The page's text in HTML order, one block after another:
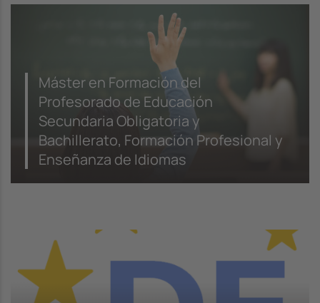
Máster en Formación del
Profesorado de Educación
Secundaria Obligatoria y
Bachillerato, Formación Profesional y
Enseñanza de Idiomas